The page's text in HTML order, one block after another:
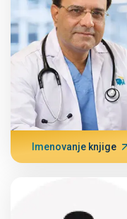
Imenovanje knjige